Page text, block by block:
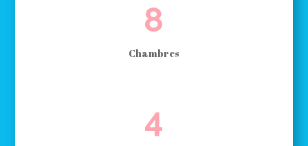
8
Chambres
4